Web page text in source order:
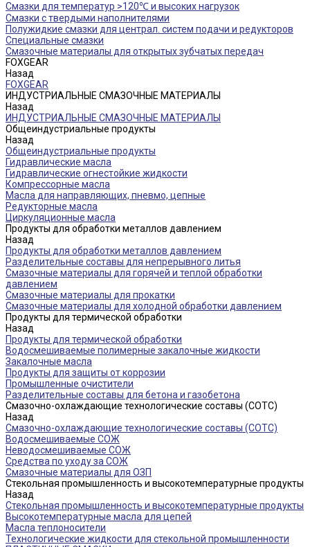
Смазки для температур >120℃ и высоких нагрузок
Смазки с твердыми наполнителями
Полужидкие смазки для централ. систем подачи и редукторов
Специальные смазки
Смазочные материалы для открытых зубчатых передач
FOXGEAR
Назад
FOXGEAR
ИНДУСТРИАЛЬНЫЕ СМАЗОЧНЫЕ МАТЕРИАЛЫ
Назад
ИНДУСТРИАЛЬНЫЕ СМАЗОЧНЫЕ МАТЕРИАЛЫ
Общеиндустриальные продукты
Назад
Общеиндустриальные продукты
Гидравлические масла
Гидравлические огнестойкие жидкости
Компрессорные масла
Масла для направляющих, пневмо, цепные
Редукторные масла
Циркуляционные масла
Продукты для обработки металлов давлением
Назад
Продукты для обработки металлов давлением
Разделительные составы для непрерывного литья
Смазочные материалы для горячей и теплой обработки
давлением
Смазочные материалы для прокатки
Смазочные материалы для холодной обработки давлением
Продукты для термической обработки
Назад
Продукты для термической обработки
Водосмешиваемые полимерные закалочные жидкости
Закалочные масла
Продукты для защиты от коррозии
Промышленные очистители
Разделительные составы для бетона и газобетона
Смазочно-охлаждающие технологические составы (СОТС)
Назад
Смазочно-охлаждающие технологические составы (СОТС)
Водосмешиваемые СОЖ
Неводосмешиваемые СОЖ
Средства по уходу за СОЖ
Смазочные материалы для ОЗП
Стекольная промышленность и высокотемпературные продукты
Назад
Стекольная промышленность и высокотемпературные продукты
Высокотемпературные масла для цепей
Масла теплоносители
Технологические жидкости для стекольной промышленности